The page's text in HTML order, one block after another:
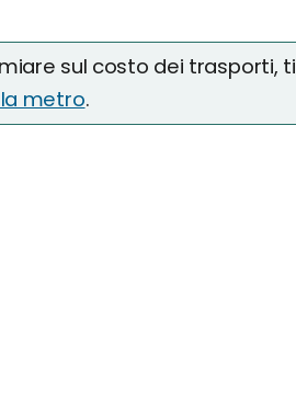
sul costo dei trasporti, ti
la metro.